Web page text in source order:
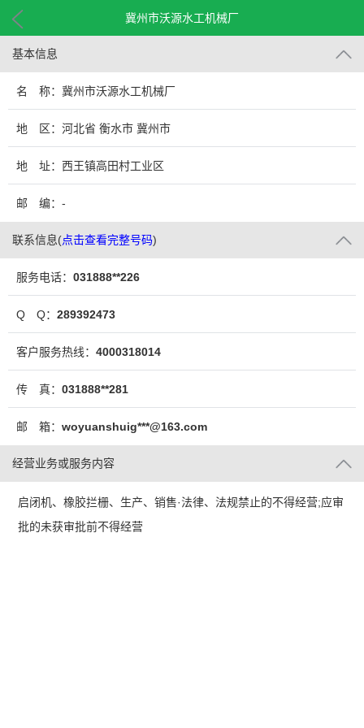
冀州市沃源水工机械厂
基本信息
名 称：冀州市沃源水工机械厂
地 区：河北省 衡水市 冀州市
地 址：西王镇高田村工业区
邮 编：-
联系信息(点击查看完整号码)
服务电话： 031888**226
Q Q： 289392473
客户服务热线： 4000318014
传 真： 031888**281
邮 箱： woyuanshuig***@163.com
经营业务或服务内容
启闭机、橡胶拦栅、生产、销售·法律、法规禁止的不得经营;应审
批的未获审批前不得经营